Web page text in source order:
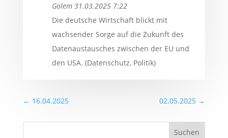
Golem 31.03.2025 7:22
Die deutsche Wirtschaft blickt mit
wachsender Sorge auf die Zukunft des
Datenaustausches zwischen der EU und
den USA. (Datenschutz, Politik)
← 16.04.2025 02.05.2025 →
Suchen